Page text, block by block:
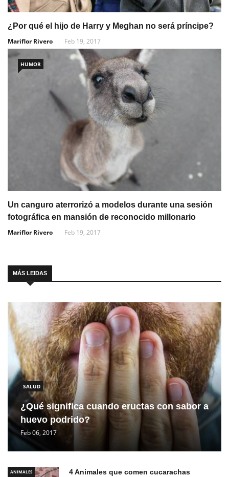
¿Por qué el hijo de Harry y Meghan no será príncipe?
Mariflor Rivero
Feb 19, 2017
HUMOR
Un canguro aterrorizó a modelos durante una sesión
fotográfica en mansión de reconocido millonario
Mariflor Rivero
Feb 19, 2017
MÁS LEIDAS
SALUD
¿Qué significa cuando eructas con sabor a
huevo podrido?
Feb 06, 2017
ANIMALES 4 Animales que comen cucarachas